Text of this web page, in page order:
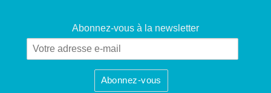
Abonnez-vous à la newsletter